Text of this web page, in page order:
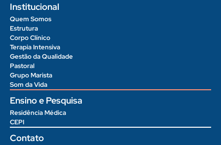
Institucional
Quem Somos
Estrutura
Corpo Clínico
Terapia Intensiva
Gestão da Qualidade
Pastoral
Grupo Marista
Som da Vida
Ensino e Pesquisa
Residência Médica
CEPI
Contato